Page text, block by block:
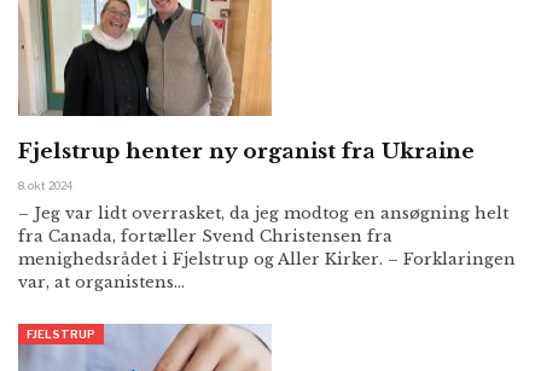
Fjelstrup henter ny organist fra Ukraine
8. okt 2024
– Jeg var lidt overrasket, da jeg modtog en ansøgning helt
fra Canada, fortæller Svend Christensen fra
menighedsrådet i Fjelstrup og Aller Kirker. – Forklaringen
var, at organistens…
FJELSTRUP